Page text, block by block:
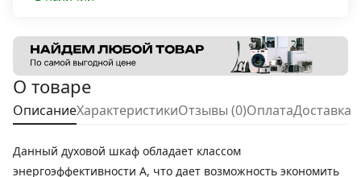
О товаре
ОписаниеХарактеристикиОтзывы (0)ОплатаДоставка
Данный духовой шкаф обладает классом
энергоэффективности А, что дает возможность экономить